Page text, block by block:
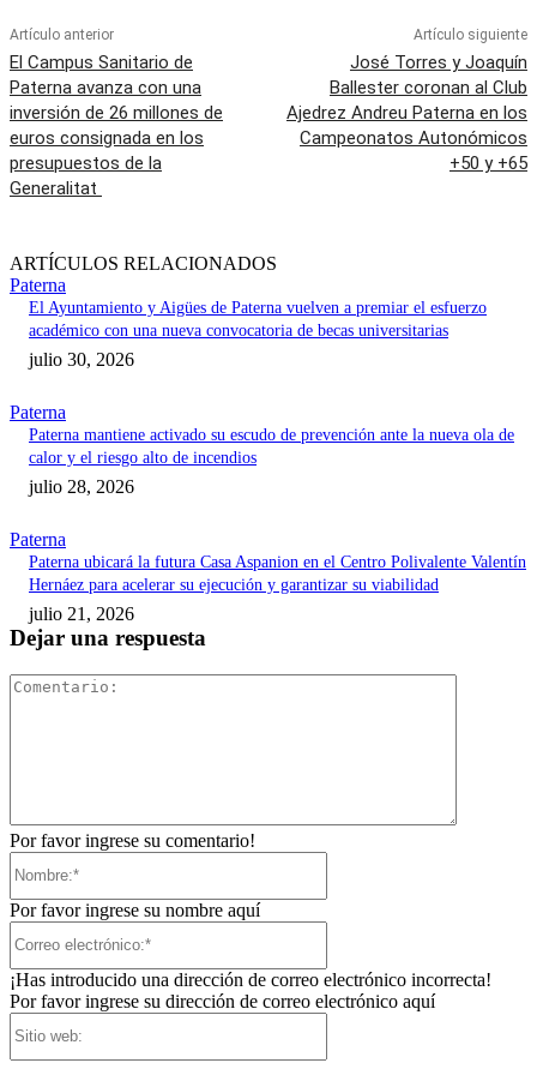
Artículo anterior
El Campus Sanitario de
Paterna avanza con una
inversión de 26 millones de
euros consignada en los
presupuestos de la
Generalitat
Artículo siguiente
José Torres y Joaquín
Ballester coronan al Club
Ajedrez Andreu Paterna en los
Campeonatos Autonómicos
+50 y +65
ARTÍCULOS RELACIONADOS
Paterna
El Ayuntamiento y Aigües de Paterna vuelven a premiar el esfuerzo
académico con una nueva convocatoria de becas universitarias
julio 30, 2026
Paterna
Paterna mantiene activado su escudo de prevención ante la nueva ola de
calor y el riesgo alto de incendios
julio 28, 2026
Paterna
Paterna ubicará la futura Casa Aspanion en el Centro Polivalente Valentín
Hernáez para acelerar su ejecución y garantizar su viabilidad
julio 21, 2026
Dejar una respuesta
Por favor ingrese su comentario!
Por favor ingrese su nombre aquí
¡Has introducido una dirección de correo electrónico incorrecta!
Por favor ingrese su dirección de correo electrónico aquí